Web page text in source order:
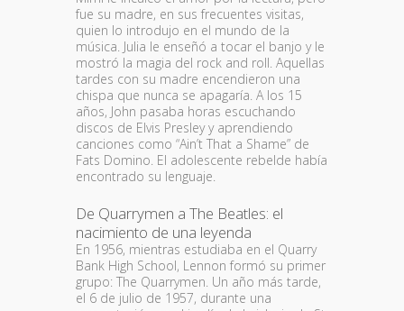
fue su madre, en sus frecuentes visitas,
quien lo introdujo en el mundo de la
música. Julia le enseñó a tocar el banjo y le
mostró la magia del rock and roll. Aquellas
tardes con su madre encendieron una
chispa que nunca se apagaría. A los 15
años, John pasaba horas escuchando
discos de Elvis Presley y aprendiendo
canciones como “Ain’t That a Shame” de
Fats Domino. El adolescente rebelde había
encontrado su lenguaje.
De Quarrymen a The Beatles: el
nacimiento de una leyenda
En 1956, mientras estudiaba en el Quarry
Bank High School, Lennon formó su primer
grupo: The Quarrymen. Un año más tarde,
el 6 de julio de 1957, durante una